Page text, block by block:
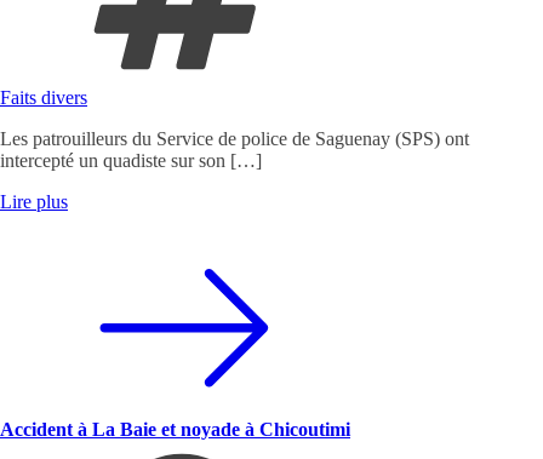
Faits divers
Les patrouilleurs du Service de police de Saguenay (SPS) ont
intercepté un quadiste sur son […]
Lire plus
Accident à La Baie et noyade à Chicoutimi